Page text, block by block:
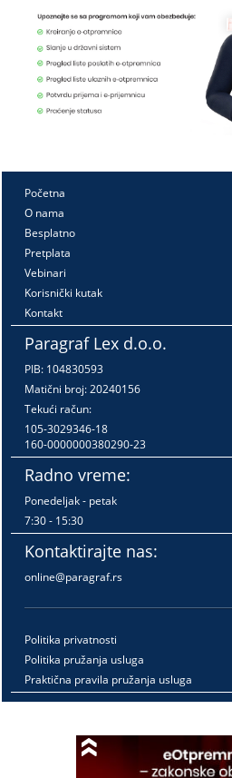
Početna
O nama
Besplatno
Pretplata
Vebinari
Korisnički kutak
Kontakt
Paragraf Lex d.o.o.
PIB: 104830593
Matični broj: 20240156
Tekući račun:
105-3029346-18
160-0000000380290-23
Radno vreme:
Ponedeljak - petak
7:30 - 15:30
Kontaktirajte nas:
online@paragraf.rs
Politika privatnosti
Politika pružanja usluga
Praktična pravila pružanja usluga